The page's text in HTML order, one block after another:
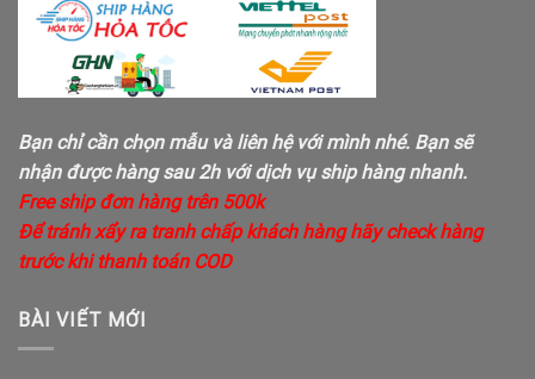
Bạn chỉ cần chọn mẫu và liên hệ với mình nhé. Bạn sẽ
nhận được hàng sau 2h với dịch vụ ship hàng nhanh.
Free ship đơn hàng trên 500k
Để tránh xẩy ra tranh chấp khách hàng hãy check hàng
trước khi thanh toán COD
BÀI VIẾT MỚI